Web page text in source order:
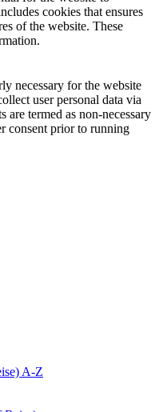
cookies that ensures
of the website. These
necessary for the website
user personal data via
are termed as non-necessary
consent prior to running
A-Z